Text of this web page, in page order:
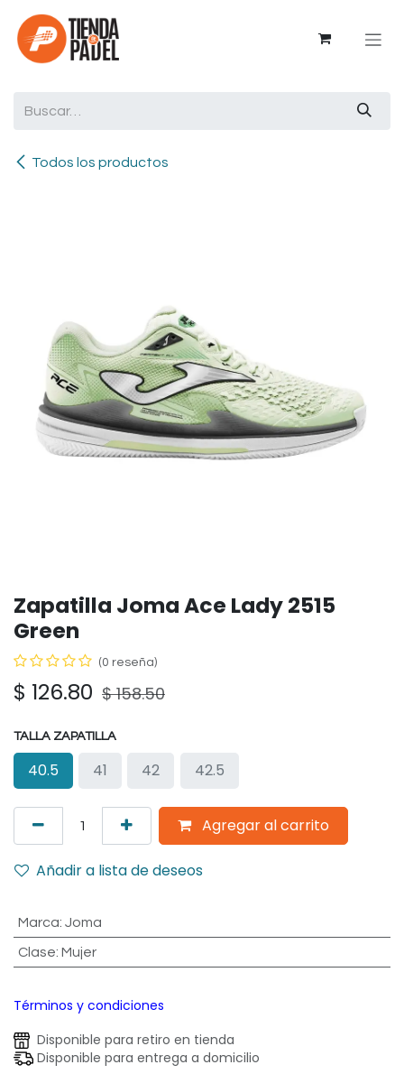
Ir al contenido
Todos los productos
Zapatilla Joma Ace Lady 2515
Green
(0 reseña)
$ 126.80 $158.50
TALLA ZAPATILLA
40.5 41 42 42.5
Agregar al carrito
Añadir a lista de deseos
Marca: Joma
Clase: Mujer
Términos y condiciones
Disponible para retiro en tienda
Disponible para entrega a domicilio